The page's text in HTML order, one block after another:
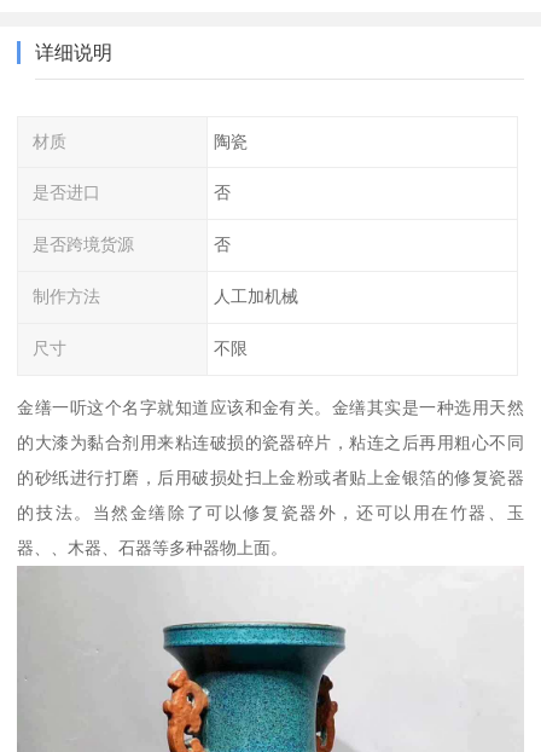
详细说明
材质 陶瓷
是否进口 否
是否跨境货源 否
制作方法 人工加机械
尺寸 不限
金缮一听这个名字就知道应该和金有关。金缮其实是一种选用天然
的大漆为黏合剂用来粘连破损的瓷器碎片，粘连之后再用粗心不同
的砂纸进行打磨，后用破损处扫上金粉或者贴上金银箔的修复瓷器
的技法。当然金缮除了可以修复瓷器外，还可以用在竹器、玉
器、、木器、石器等多种器物上面。